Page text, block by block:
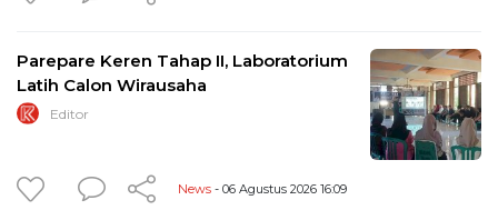
Parepare Keren Tahap II, Laboratorium
Latih Calon Wirausaha
Editor
News - 06 Agustus 2026 16:09